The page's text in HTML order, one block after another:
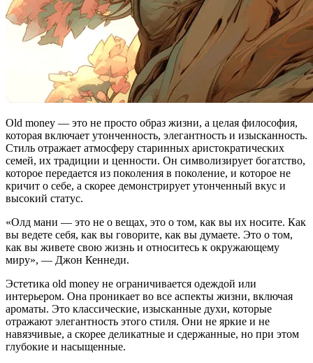
Old money — это не просто образ жизни, а целая философия,
которая включает утонченность, элегантность и изысканность.
Стиль отражает атмосферу старинных аристократических
семей, их традиции и ценности. Он символизирует богатство,
которое передается из поколения в поколение, и которое не
кричит о себе, а скорее демонстрирует утонченный вкус и
высокий статус.
«Олд мани — это не о вещах, это о том, как вы их носите. Как
вы ведете себя, как вы говорите, как вы думаете. Это о том,
как вы живете свою жизнь и относитесь к окружающему
миру», — Джон Кеннеди.
Эстетика old money не ограничивается одеждой или
интерьером. Она проникает во все аспекты жизни, включая
ароматы. Это классические, изысканные духи, которые
отражают элегантность этого стиля. Они не яркие и не
навязчивые, а скорее деликатные и сдержанные, но при этом
глубокие и насыщенные.